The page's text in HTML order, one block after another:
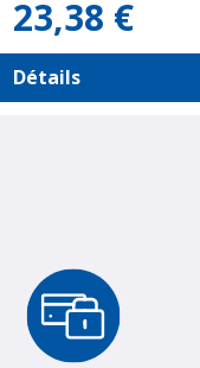
23,38 €
Détails